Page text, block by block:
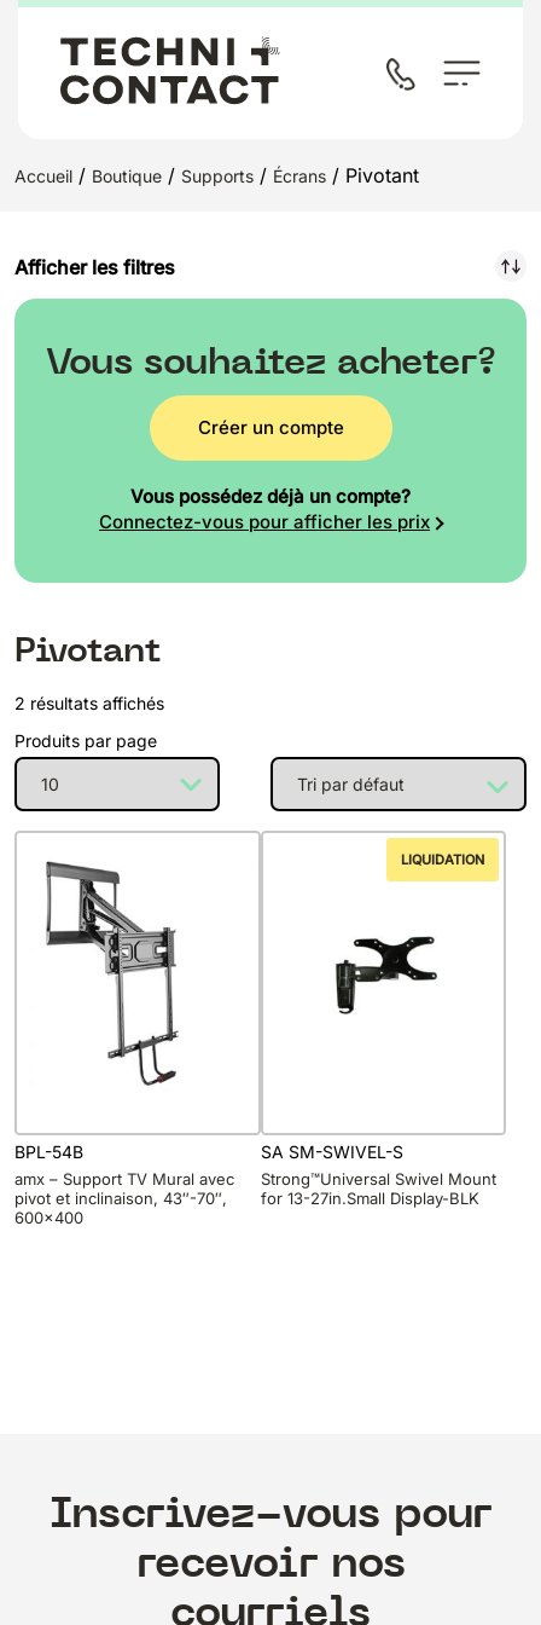
Accueil / Boutique / Supports / Écrans / Pivotant
Afficher les filtres
Vous souhaitez acheter?
Créer un compte
Vous possédez déjà un compte?
Connectez-vous pour afficher les prix
Pivotant
2 résultats affichés
Produits par page
BPL-54B
amx – Support TV Mural avec
pivot et inclinaison, 43″-70″,
600×400
LIQUIDATION
SA SM-SWIVEL-S
Strong™Universal Swivel Mount
for 13-27in.Small Display-BLK
Inscrivez-vous pour
recevoir nos
courriels